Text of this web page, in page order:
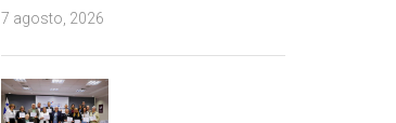
7 agosto, 2026